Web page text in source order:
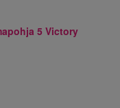
5 Victory